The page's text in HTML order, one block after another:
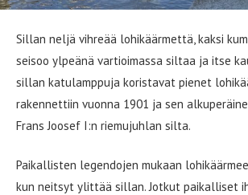
Sillan neljä vihreää lohikäärmettä, kaksi
seisoo ylpeänä vartioimassa siltaa ja itse
sillan katulamppuja koristavat pienet
rakennettiin vuonna 1901 ja sen
Frans Joosef I:n riemujuhlan silta.
Paikallisten legendojen mukaan
kun neitsyt ylittää sillan. Jotkut paikalliset